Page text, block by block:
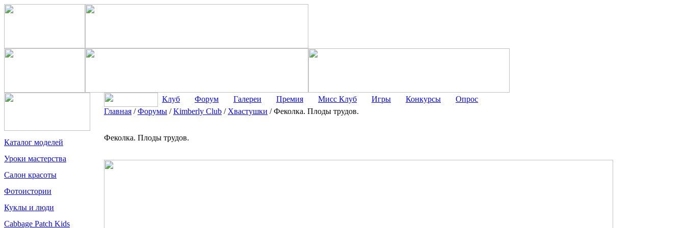
Каталог моделей
Уроки мастерства
Салон красоты
Фотоистории
Куклы и люди
Cabbage Patch Kids
Клуб Форум Галереи Премия Мисс Клуб Игры Конкурсы
Опрос
Главная /Форумы /Kimberly Club / Хвастушки /Феколка. Плоды трудов.
Феколка. Плоды трудов.